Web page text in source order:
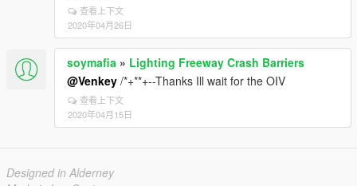
查看上下文
2020年04月26日
soymafia » Lighting Freeway Crash Barriers
@Venkey /*+**+--Thanks Ill wait for the OIV
查看上下文
2020年04月15日
Designed in Alderney